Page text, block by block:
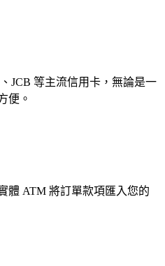
JCB 等主流信用卡，無論是一
便。
體 ATM 將訂單款項匯入您的